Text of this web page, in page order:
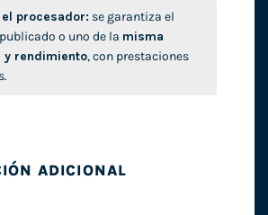
procesador: se garantiza el
o uno de la misma
y rendimiento, con prestaciones
ADICIONAL